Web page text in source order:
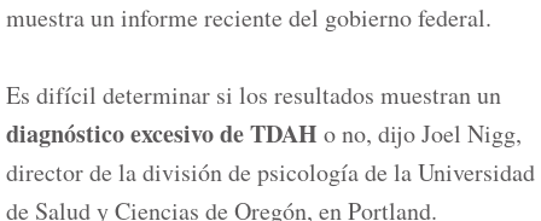
muestra un informe reciente del gobierno federal.
Es difícil determinar si los resultados muestran un
diagnóstico excesivo de TDAH o no, dijo Joel Nigg,
director de la división de psicología de la Universidad
de Salud y Ciencias de Oregón, en Portland.